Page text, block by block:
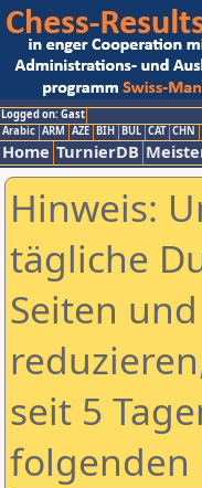
Logged on: Gast
Arabic ARM AZE BIH BUL CAT CHN
Home TurnierDB
Hinweis:
tägliche
Seiten
seit 5
folgenden